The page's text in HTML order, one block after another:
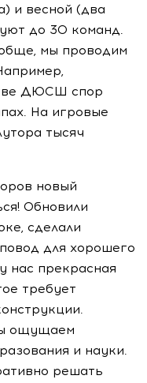
и весной (два
до 30 команд.
мы проводим
ДЮСШ спор
На игровые
тысяч
новый
Обновили
сделали
для хорошего
нас прекрасная
требует
ощущаем
и науки.
решать